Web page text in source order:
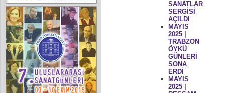
SANATLAR
SERGİSİ
AÇILDI
MAYIS
2025 |
TRABZON
ÖYKÜ
GÜNLERİ
SONA
ERDİ
MAYIS
2025 |